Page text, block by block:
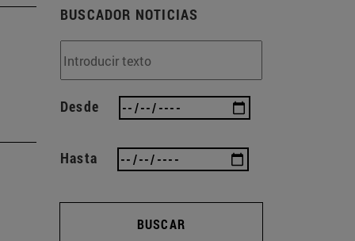
BUSCADOR NOTICIAS
Desde
Hasta
BUSCAR